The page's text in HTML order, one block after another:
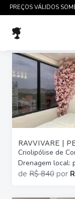
TRATAMENTOS
RAVVIVARE |
Criolipólise de
Drenagem local:
de R$ 840 por